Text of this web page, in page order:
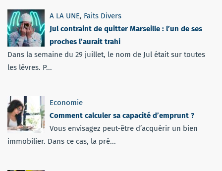
A LA UNE, Faits Divers
Jul contraint de quitter Marseille : l’un de ses
proches l’aurait trahi
Dans la semaine du 29 juillet, le nom de Jul était sur toutes
les lèvres. P...
Economie
Comment calculer sa capacité d’emprunt ?
Vous envisagez peut-être d’acquérir un bien
immobilier. Dans ce cas, la pré...